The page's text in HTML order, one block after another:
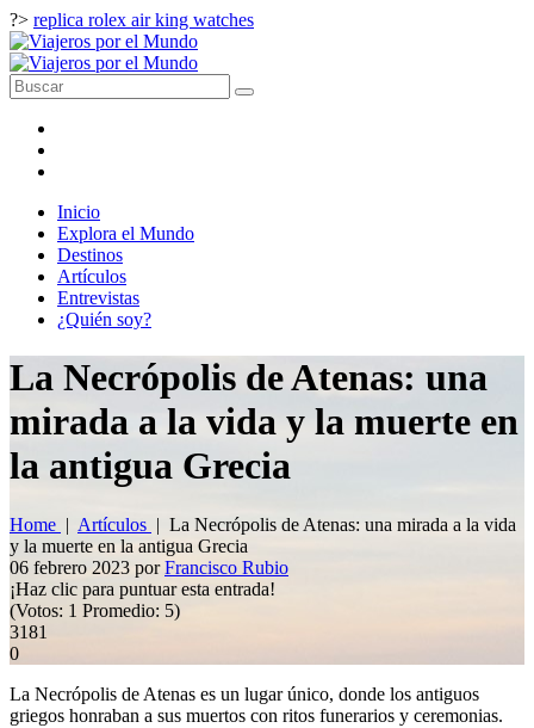
?> replica rolex air king watches
Inicio
Explora el Mundo
Destinos
Artículos
Entrevistas
¿Quién soy?
La Necrópolis de Atenas: una
mirada a la vida y la muerte en
la antigua Grecia
Home | Artículos | La Necrópolis de Atenas: una mirada a la vida
y la muerte en la antigua Grecia
06 febrero 2023 porFrancisco Rubio
¡Haz clic para puntuar esta entrada!
(Votos: 1 Promedio: 5)
3181
0
La Necrópolis de Atenas es un lugar único, donde los antiguos
griegos honraban a sus muertos con ritos funerarios y ceremonias.